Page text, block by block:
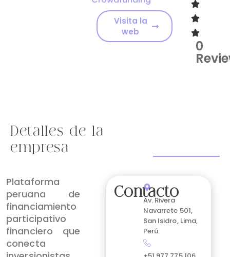
Visita la
web
0
Detalles de la
empresa
Plataforma
peruana de
financiamiento
participativo
financiero que
conecta
Contacto
Av. Rivera
Navarrete 501,
San Isidro, Lima,
Perú.